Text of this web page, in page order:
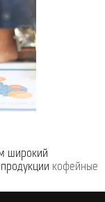
широкий
кофейные